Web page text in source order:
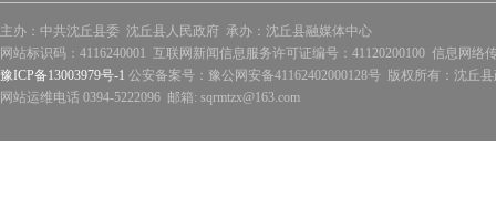
主办：中共沈丘县委 沈丘县人民政府 承办：沈丘县融媒体中心
网站标识码：4116240001 互联网新闻信息服务许可证编号：41120200100 信息网络
豫ICP备13003979号-1 公安备案号：豫公网安备41162402000128号 版权所有：沈丘
网站运维电话 0394-5222096 邮箱: sqrmtzx@163.com